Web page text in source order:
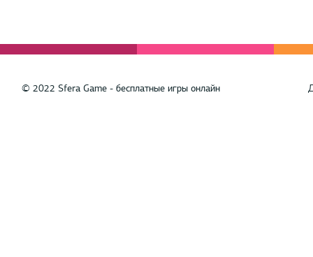
© 2022 Sfera Game - бесплатные игры онлайн